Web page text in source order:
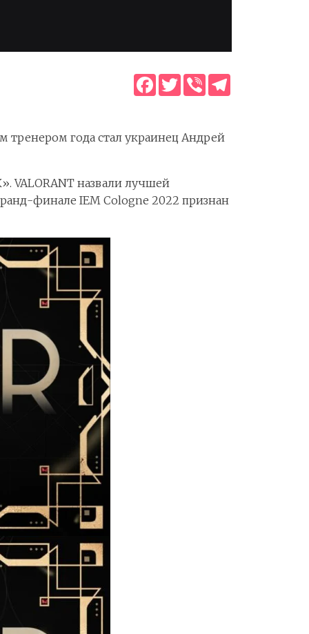
Facebook
TwitterViber
года стал украинец Андрей
VALORANT назвали лучшей
финале IEM Cologne 2022 признан